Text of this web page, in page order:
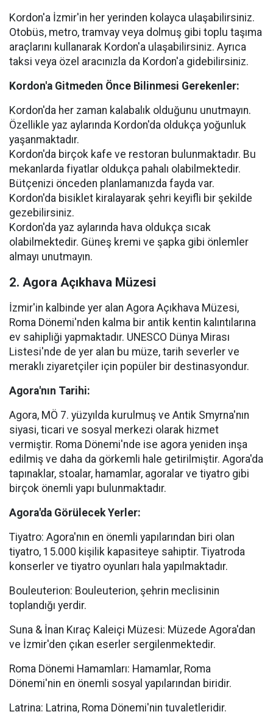
Kordon'a İzmir'in her yerinden kolayca ulaşabilirsiniz.
Otobüs, metro, tramvay veya dolmuş gibi toplu taşıma
araçlarını kullanarak Kordon'a ulaşabilirsiniz. Ayrıca
taksi veya özel aracınızla da Kordon'a gidebilirsiniz.
Kordon'a Gitmeden Önce Bilinmesi Gerekenler:
Kordon'da her zaman kalabalık olduğunu unutmayın.
Özellikle yaz aylarında Kordon'da oldukça yoğunluk
yaşanmaktadır.
Kordon'da birçok kafe ve restoran bulunmaktadır. Bu
mekanlarda fiyatlar oldukça pahalı olabilmektedir.
Bütçenizi önceden planlamanızda fayda var.
Kordon'da bisiklet kiralayarak şehri keyifli bir şekilde
gezebilirsiniz.
Kordon'da yaz aylarında hava oldukça sıcak
olabilmektedir. Güneş kremi ve şapka gibi önlemler
almayı unutmayın.
2. Agora Açıkhava Müzesi
İzmir'in kalbinde yer alan Agora Açıkhava Müzesi,
Roma Dönemi'nden kalma bir antik kentin kalıntılarına
ev sahipliği yapmaktadır. UNESCO Dünya Mirası
Listesi'nde de yer alan bu müze, tarih severler ve
meraklı ziyaretçiler için popüler bir destinasyondur.
Agora'nın Tarihi:
Agora, MÖ 7. yüzyılda kurulmuş ve Antik Smyrna'nın
siyasi, ticari ve sosyal merkezi olarak hizmet
vermiştir. Roma Dönemi'nde ise agora yeniden inşa
edilmiş ve daha da görkemli hale getirilmiştir. Agora'da
tapınaklar, stoalar, hamamlar, agoralar ve tiyatro gibi
birçok önemli yapı bulunmaktadır.
Agora'da Görülecek Yerler:
Tiyatro: Agora'nın en önemli yapılarından biri olan
tiyatro, 15.000 kişilik kapasiteye sahiptir. Tiyatroda
konserler ve tiyatro oyunları hala yapılmaktadır.
Bouleuterion: Bouleuterion, şehrin meclisinin
toplandığı yerdir.
Suna & İnan Kıraç Kaleiçi Müzesi: Müzede Agora'dan
ve İzmir'den çıkan eserler sergilenmektedir.
Roma Dönemi Hamamları: Hamamlar, Roma
Dönemi'nin en önemli sosyal yapılarından biridir.
Latrina: Latrina, Roma Dönemi'nin tuvaletleridir.